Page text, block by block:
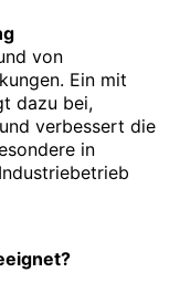
von
Ein mit
dazu bei,
verbessert die
in